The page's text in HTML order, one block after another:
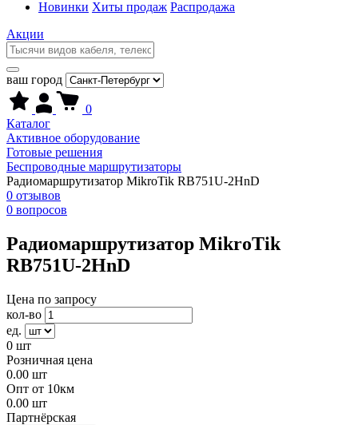
Новинки Хиты продаж Распродажа
Акции
ваш город
0
Каталог
Активное оборудование
Готовые решения
Беспроводные маршрутизаторы
Радиомаршрутизатор MikroTik RB751U-2HnD
0 отзывов
0 вопросов
Радиомаршрутизатор MikroTik
RB751U-2HnD
Цена по запросу
кол-во
ед.
0 шт
Розничная цена
0.00 шт
Опт от 10км
0.00 шт
Партнёрская